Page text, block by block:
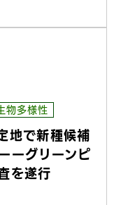
物多様性
地で新種候補
ーグリーンピ
を遂行